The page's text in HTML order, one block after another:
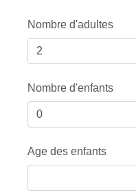
Nombre d'adultes
Nombre d'enfants
Age des enfants